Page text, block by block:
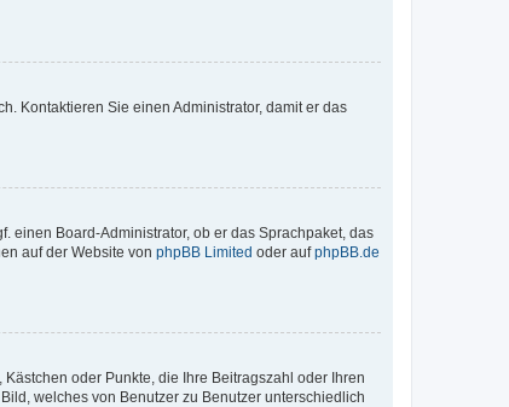
Kontaktieren Sie einen Administrator, damit er das
einen Board-Administrator, ob er das Sprachpaket, das
auf der Website von phpBB Limited oder aufphpBB.de
oder Punkte, die Ihre Beitragszahl oder Ihren
welches von Benutzer zu Benutzer unterschiedlich